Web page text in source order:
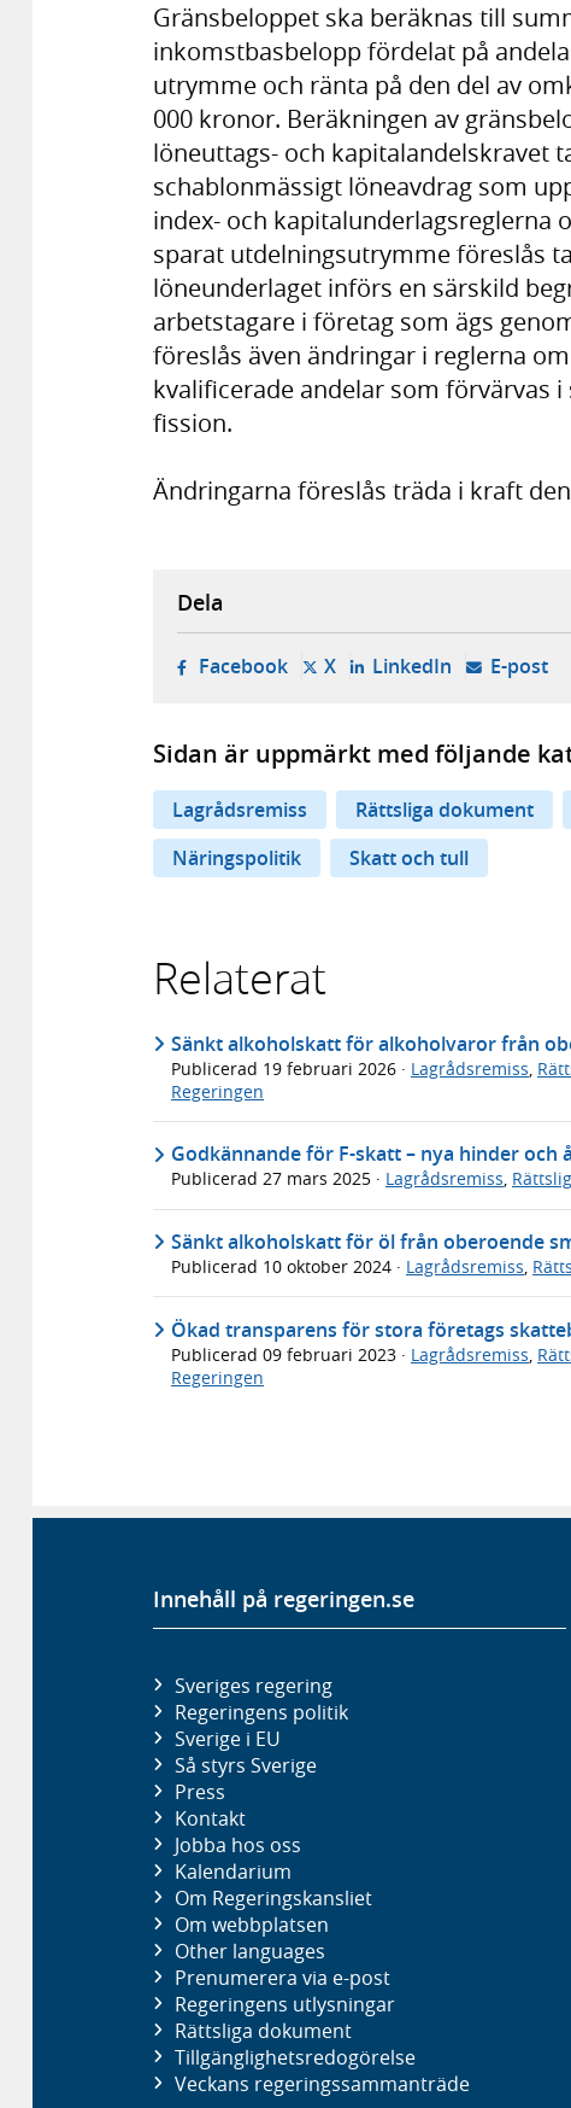
Gränsbeloppet ska beräknas till
inkomstbasbelopp fördelat på
utrymme och ränta på den del av
000 kronor. Beräkningen av
löneuttags- och kapitalandelskravet
schablonmässigt löneavdrag som
index- och kapitalunderlagsreglerna
sparat utdelningsutrymme föreslås
löneunderlaget införs en särskild
arbetstagare i företag som ägs
föreslås även ändringar i reglerna
kvalificerade andelar som förvärvas
fission.
Ändringarna föreslås träda i kraft
Dela
Facebook- öppnas i ny flik, extern
X- öppnas i ny flik, extern
LinkedIn- öppnas i
E-post-
Sidan är uppmärkt med följande
Lagrådsremiss Rättsliga dokument
Näringspolitik
Skatt och tull
Relaterat
Sänkt alkoholskatt för alkoholvaror från
Publicerad 19 februari 2026 · Lagrådsremiss
Regeringen
Godkännande för F-skatt – nya hinder och
Publicerad 27 mars 2025 · Lagrådsremiss,
Sänkt alkoholskatt för öl från oberoende
Publicerad 10 oktober 2024 · Lagrådsremiss,
Ökad transparens för stora företags
Publicerad 09 februari 2023 · Lagrådsremiss
Regeringen
Innehåll på regeringen.se
Sveriges regering
Regeringens politik
Sverige i EU
Så styrs Sverige
Press
Kontakt
Jobba hos oss
Kalendarium
Om Regeringskansliet
Om webbplatsen
Other languages
Prenumerera via e-post
Regeringens utlysningar
Rättsliga dokument
Tillgänglighetsredogörelse
Veckans regeringssammanträde